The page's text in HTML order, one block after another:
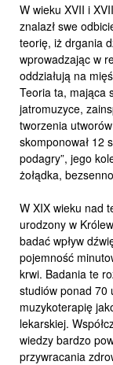
W wieku XVII i
znalazł swe
teorię, iż drgania
wprowadzając w
oddziałują na
Teoria ta, mająca
jatromuzyce,
tworzenia
skomponował 12
podagry”, jego
żołądka,
W XIX wieku nad
urodzony w
badać wpływ
pojemność
krwi. Badania te
studiów ponad 70
muzykoterapię
lekarskiej.
wiedzy bardzo
przywracania